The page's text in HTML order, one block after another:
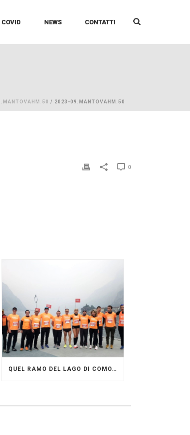
COVID NEWS CONTATTI
/ 2023-09.MANTOVAHM.50
0
QUEL RAMO DEL LAGO DI COMO…